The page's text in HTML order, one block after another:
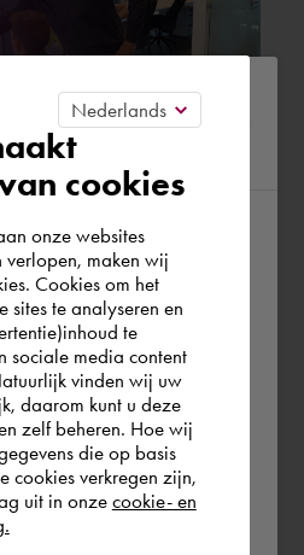
| De Digitale
en BIM
Télécharger
your current
are situated in Rest of
in which country
cookies
onze websites
maken wij
Cookies om het
sites te analyseren en
te
sociale media content
vinden wij uw
daarom kunt u deze
zelf beheren. Hoe wij
die op basis
cookies verkregen zijn,
uit in onze cookie- en